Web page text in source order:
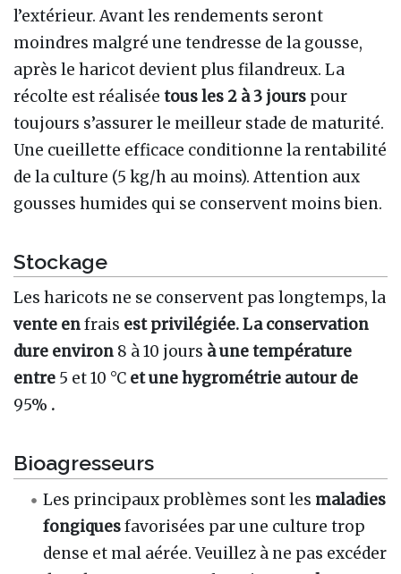
l’extérieur. Avant les rendements seront
moindres malgré une tendresse de la gousse,
après le haricot devient plus filandreux. La
récolte est réalisée tous les 2 à 3 jours pour
toujours s’assurer le meilleur stade de maturité.
Une cueillette efficace conditionne la rentabilité
de la culture (5 kg/h au moins). Attention aux
gousses humides qui se conservent moins bien.
Stockage
Les haricots ne se conservent pas longtemps, la
vente enfrais est privilégiée. La conservation
dure environ 8 à 10 jours à une température
entre 5 et 10 °C et une hygrométrie autour de
95% .
Bioagresseurs
Les principaux problèmes sont les maladies
fongiquesfavorisées par une culture trop
dense et mal aérée. Veuillez à ne pas excéder